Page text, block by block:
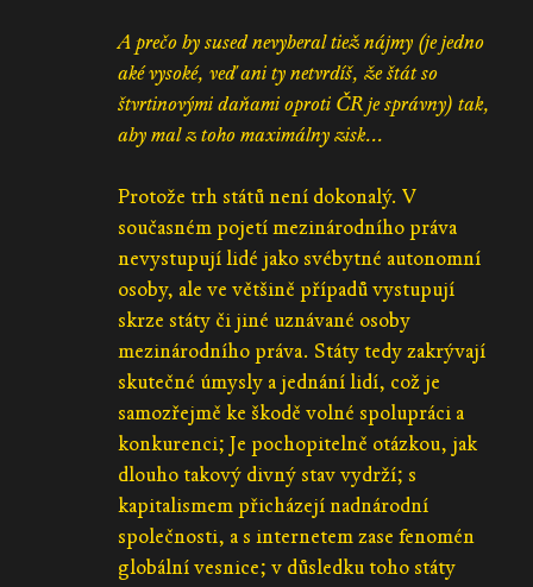
A prečo by sused nevyberal tiež nájmy (je jedno
aké vysoké, veď ani ty netvrdíš, že štát so
štvrtinovými daňami oproti ČR je správny) tak,
aby mal z toho maximálny zisk...
Protože trh států není dokonalý. V
současném pojetí mezinárodního práva
nevystupují lidé jako svébytné autonomní
osoby, ale ve většině případů vystupují
skrze státy či jiné uznávané osoby
mezinárodního práva. Státy tedy zakrývají
skutečné úmysly a jednání lidí, což je
samozřejmě ke škodě volné spolupráci a
konkurenci; Je pochopitelně otázkou, jak
dlouho takový divný stav vydrží; s
kapitalismem přicházejí nadnárodní
společnosti, a s internetem zase fenomén
globální vesnice; v důsledku toho státy